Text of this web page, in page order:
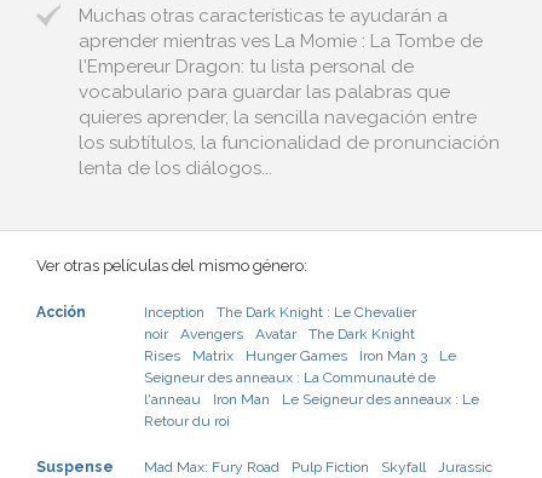
Muchas otras características te ayudarán a
aprender mientras ves La Momie : La Tombe de
l'Empereur Dragon: tu lista personal de
vocabulario para guardar las palabras que
quieres aprender, la sencilla navegación entre
los subtítulos, la funcionalidad de pronunciación
lenta de los diálogos...
Ver otras películas del mismo género:
Acción Inception
The Dark Knight : Le Chevalier
noir
Avengers Avatar
The Dark Knight
Rises
Matrix Hunger Games Iron Man 3
Le
Seigneur des anneaux : La Communauté de
l'anneau
Iron Man
Le Seigneur des anneaux : Le
Retour du roi
Suspense Mad Max: Fury Road Pulp Fiction Skyfall Jurassic